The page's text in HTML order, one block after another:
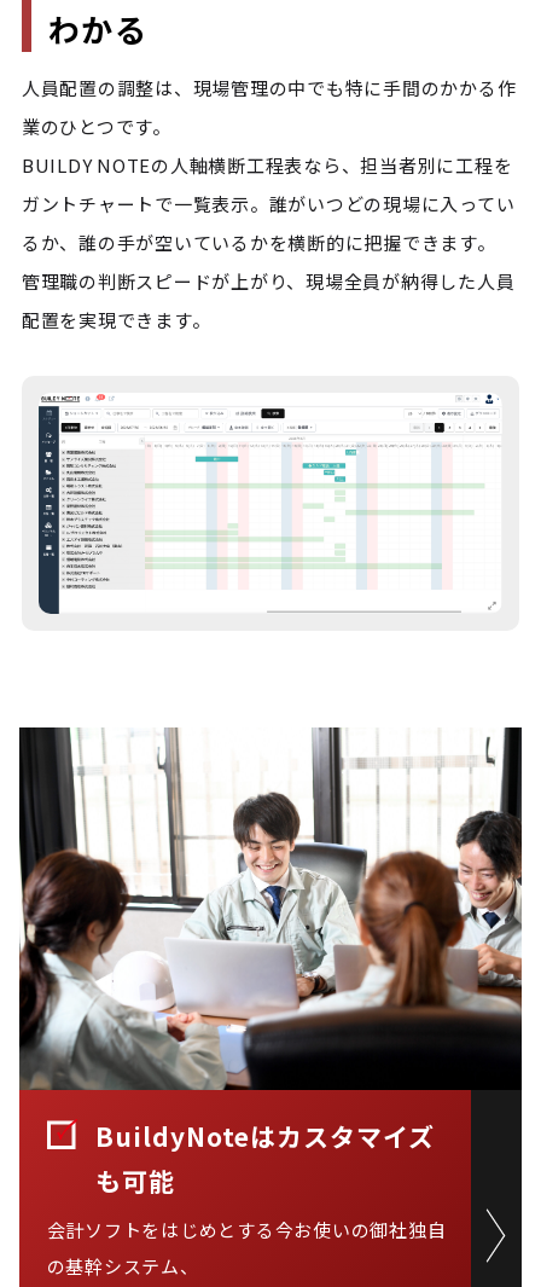
わかる
人員配置の調整は、現場管理の中でも特に手間のかかる作
業のひとつです。
BUILDY NOTEの人軸横断工程表なら、担当者別に工程を
ガントチャートで一覧表示。誰がいつどの現場に入ってい
るか、誰の手が空いているかを横断的に把握できます。
管理職の判断スピードが上がり、現場全員が納得した人員
配置を実現できます。
BuildyNoteはカスタマイズ
も可能
会計ソフトをはじめとする今お使いの御社独自
の基幹システム、